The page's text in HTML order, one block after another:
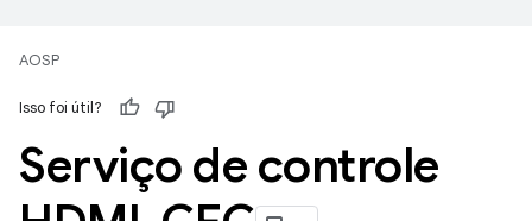
AOSP
Isso foi útil?
Serviço de controle